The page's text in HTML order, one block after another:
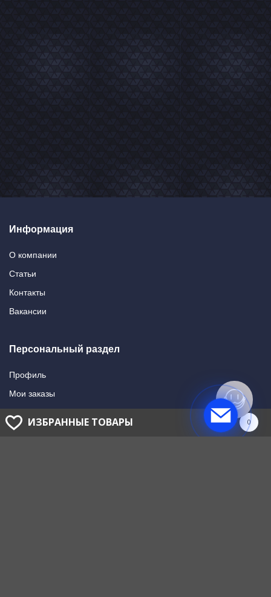
Информация
О компании
Статьи
Контакты
Вакансии
Персональный раздел
Профиль
Мои заказы
Мои подписки
Написать в поддержку
ИЗБРАННЫЕ ТОВАРЫ 0